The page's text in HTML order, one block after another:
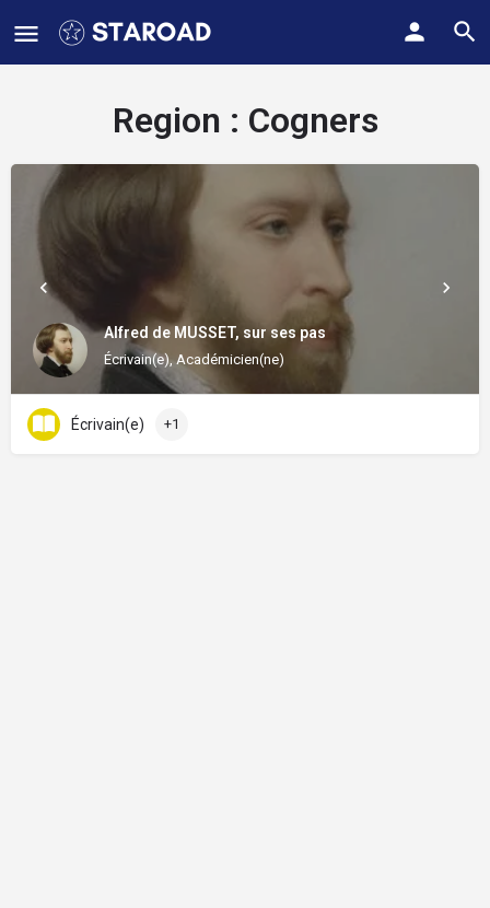
Region : Cogners
Alfred de MUSSET, sur ses pas
Écrivain(e), Académicien(ne)
Écrivain(e) +1